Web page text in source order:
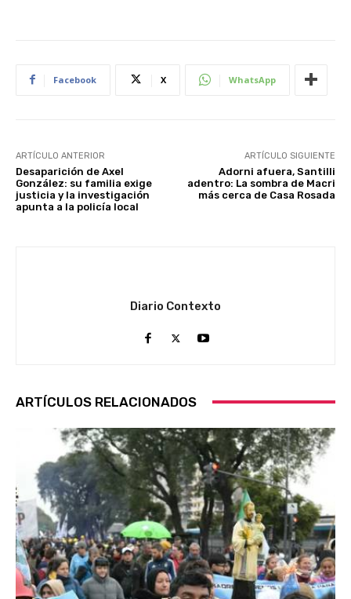
Facebook X WhatsApp
ARTÍCULO ANTERIOR
Desaparición de Axel
González: su familia exige
justicia y la investigación
apunta a la policía local
ARTÍCULO SIGUIENTE
Adorni afuera, Santilli
adentro: La sombra de Macri
más cerca de Casa Rosada
Diario Contexto
ARTÍCULOS RELACIONADOS